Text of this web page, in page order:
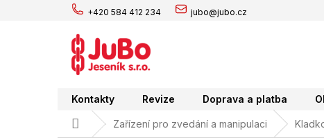
+420 584 412 234 jubo@jubo.cz
Kontakty Revize Doprava a platba
Domů Zařízení pro zvedání a manipulaci